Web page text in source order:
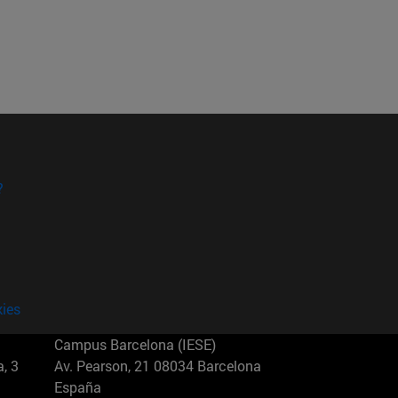
3
Campus Barcelona (IESE)
Av. Pearson, 21 08034 Barcelona
España